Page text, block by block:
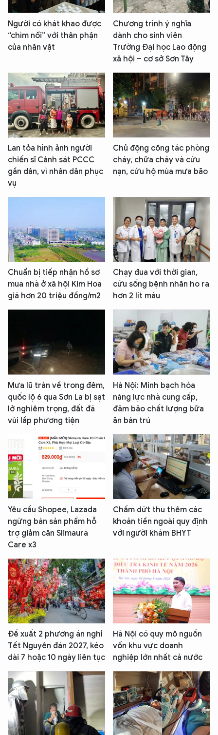
Người có khát khao được
“chìm nổi” với thân phận
của nhân vật
Chương trình ý nghĩa
dành cho sinh viên
Trường Đại học Lao động
xã hội – cơ sở Sơn Tây
Lan tỏa hình ảnh người
chiến sĩ Cảnh sát PCCC
gần dân, vì nhân dân phục
vụ
Chủ động công tác phòng
cháy, chữa cháy và cứu
nạn, cứu hộ mùa mưa bão
Chuẩn bị tiếp nhận hồ sơ
mua nhà ở xã hội Kim Hoa
giá hơn 20 triệu đồng/m2
Chạy đua với thời gian,
cứu sống bệnh nhân ho ra
hơn 2 lít máu
Mưa lũ tràn về trong đêm,
quốc lộ 6 qua Sơn La bị sạt
lở nghiêm trọng, đất đá
vùi lấp phương tiện
Hà Nội: Minh bạch hóa
năng lực nhà cung cấp,
đảm bảo chất lượng bữa
ăn bán trú
Yêu cầu Shopee, Lazada
ngừng bán sản phẩm hỗ
trợ giảm cân Slimaura
Care x3
Chấm dứt thu thêm các
khoản tiền ngoài quy định
với người khám BHYT
Đề xuất 2 phương án nghỉ
Tết Nguyên đán 2027, kéo
dài 7 hoặc 10 ngày liên tục
Hà Nội có quy mô nguồn
vốn khu vực doanh
nghiệp lớn nhất cả nước